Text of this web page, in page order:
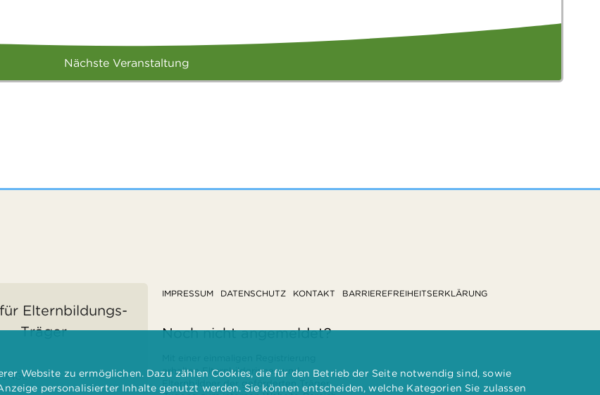
Nächste Veranstaltung
Elternbildungs-
Träger
IMPRESSUM DATENSCHUTZ KONTAKT BARRIEREFREIHEITSERKLÄRUNG
Noch nicht angemeldet?
erhalten Elternbilderinnen und
Elternbildner der geförderten Träger
Website zu ermöglichen. Dazu zählen Cookies, die für den Betrieb der Seite notwendig sind, sowie
personalisierter Inhalte genutzt werden. Sie können entscheiden, welche Kategorien Sie zulassen